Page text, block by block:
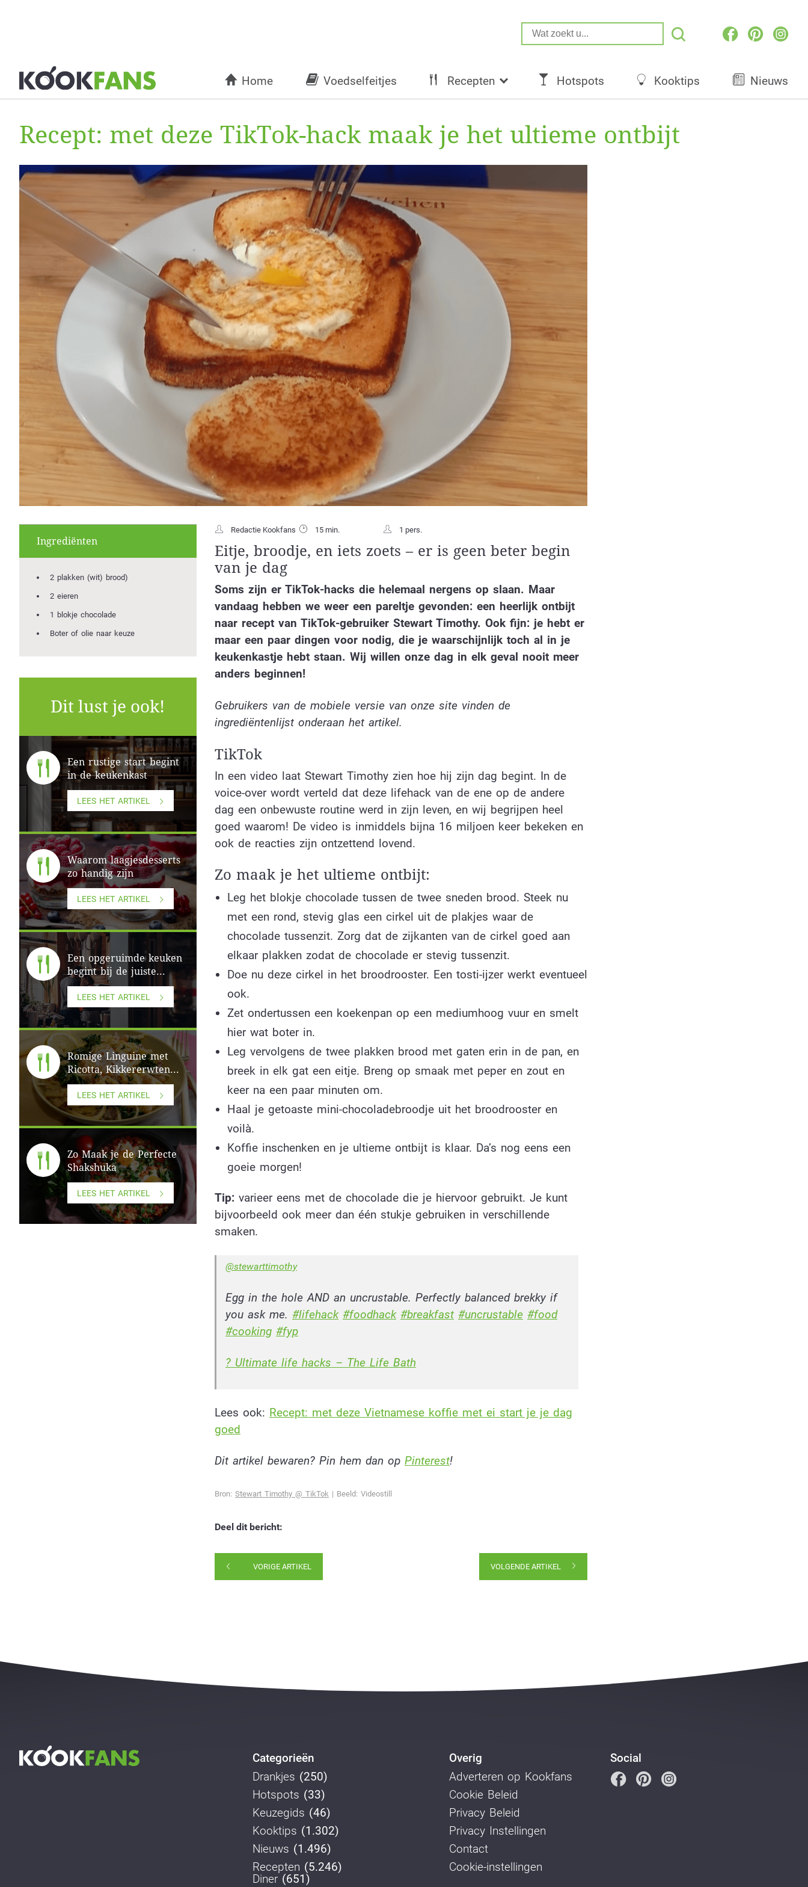
Home Voedselfeitjes Recepten Hotspots Kooktips Nieuws
Recept: met deze TikTok-hack maak je het ultieme ontbijt
Ingrediënten
2 plakken (wit) brood)
2 eieren
1 blokje chocolade
Boter of olie naar keuze
Dit lust je ook!
Een rustige start begint
in de keukenkast
LEES HET ARTIKEL
Waarom laagjesdesserts
zo handig zijn
LEES HET ARTIKEL
Een opgeruimde keuken
begint bij de juiste...
LEES HET ARTIKEL
Romige Linguine met
Ricotta, Kikkererwten...
LEES HET ARTIKEL
Zo Maak je de Perfecte
Shakshuka
LEES HET ARTIKEL
Redactie Kookfans 15 min. 1 pers.
Eitje, broodje, en iets zoets – er is geen beter begin
van je dag
Soms zijn er TikTok-hacks die helemaal nergens op slaan. Maar
vandaag hebben we weer een pareltje gevonden: een heerlijk ontbijt
naar recept van TikTok-gebruiker Stewart Timothy. Ook fijn: je hebt er
maar een paar dingen voor nodig, die je waarschijnlijk toch al in je
keukenkastje hebt staan. Wij willen onze dag in elk geval nooit meer
anders beginnen!
Gebruikers van de mobiele versie van onze site vinden de
ingrediëntenlijst onderaan het artikel.
TikTok
In een video laat Stewart Timothy zien hoe hij zijn dag begint. In de
voice-over wordt verteld dat deze lifehack van de ene op de andere
dag een onbewuste routine werd in zijn leven, en wij begrijpen heel
goed waarom! De video is inmiddels bijna 16 miljoen keer bekeken en
ook de reacties zijn ontzettend lovend.
Zo maak je het ultieme ontbijt:
Leg het blokje chocolade tussen de twee sneden brood. Steek nu
met een rond, stevig glas een cirkel uit de plakjes waar de
chocolade tussenzit. Zorg dat de zijkanten van de cirkel goed aan
elkaar plakken zodat de chocolade er stevig tussenzit.
Doe nu deze cirkel in het broodrooster. Een tosti-ijzer werkt eventueel
ook.
Zet ondertussen een koekenpan op een mediumhoog vuur en smelt
hier wat boter in.
Leg vervolgens de twee plakken brood met gaten erin in de pan, en
breek in elk gat een eitje. Breng op smaak met peper en zout en
keer na een paar minuten om.
Haal je getoaste mini-chocoladebroodje uit het broodrooster en
voilà.
Koffie inschenken en je ultieme ontbijt is klaar. Da’s nog eens een
goeie morgen!
Tip: varieer eens met de chocolade die je hiervoor gebruikt. Je kunt
bijvoorbeeld ook meer dan één stukje gebruiken in verschillende
smaken.
@stewarttimothy
Egg in the hole AND an uncrustable. Perfectly balanced brekky if
you ask me. #lifehack #foodhack #breakfast #uncrustable #food
#cooking #fyp
? Ultimate life hacks – The Life Bath
Lees ook: Recept: met deze Vietnamese koffie met ei start je je dag
goed
Dit artikel bewaren? Pin hem dan op Pinterest!
Bron: Stewart Timothy @ TikTok | Beeld: Videostill
Deel dit bericht:
VORIGE ARTIKEL VOLGENDE ARTIKEL
Categorieën
Drankjes (250)
Hotspots (33)
Keuzegids (46)
Kooktips (1.302)
Nieuws (1.496)
Recepten (5.246)
Diner(651)
Overig
Adverteren op Kookfans
Cookie Beleid
Privacy Beleid
Privacy Instellingen
Contact
Cookie-instellingen
Social